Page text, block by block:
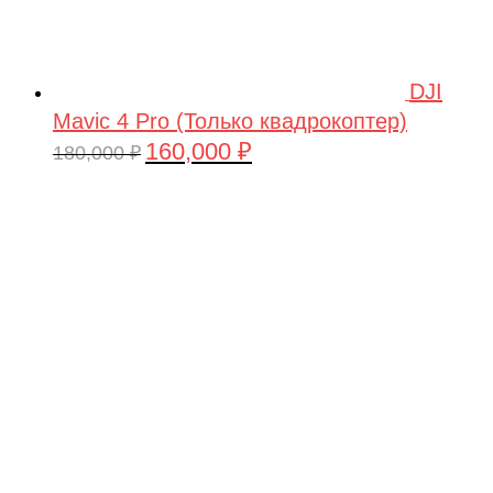
DJI
Mavic 4 Pro (Только квадрокоптер)
180,000₽ Первоначальная
160,000 ₽